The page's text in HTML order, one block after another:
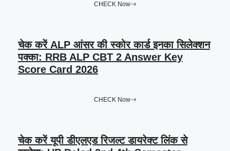
CHECK Now
चेक करें ALP आंसर की स्कोर कार्ड इनका सिलेक्शन
पक्का: RRB ALP CBT 2 Answer Key
Score Card 2026
CHECK Now
चेक करें यूपी डीएलएड रिजल्ट डायरेक्ट लिंक से